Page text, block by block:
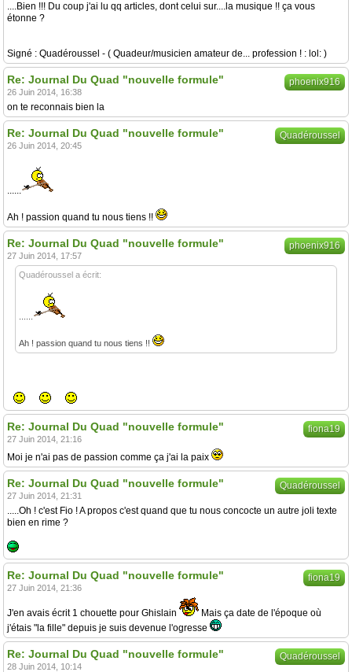
....Bien !!! Du coup j'ai lu qq articles, dont celui sur....la musique !! ça vous
étonne ?
Signé : Quadéroussel - ( Quadeur/musicien amateur de... profession ! : lol: )
phoenix916
Re: Journal Du Quad "nouvelle formule"
26 Juin 2014, 16:38
on te reconnais bien la
Quadéroussel
Re: Journal Du Quad "nouvelle formule"
26 Juin 2014, 20:45
......
Ah ! passion quand tu nous tiens !!
phoenix916
Re: Journal Du Quad "nouvelle formule"
27 Juin 2014, 17:57
Quadéroussel a écrit:
Ah ! passion quand tu nous tiens !!
fiona19
Re: Journal Du Quad "nouvelle formule"
27 Juin 2014, 21:16
Moi je n'ai pas de passion comme ça j'ai la paix
Quadéroussel
Re: Journal Du Quad "nouvelle formule"
27 Juin 2014, 21:31
.....Oh ! c'est Fio ! A propos c'est quand que tu nous concocte un autre joli texte
bien en rime ?
fiona19
Re: Journal Du Quad "nouvelle formule"
27 Juin 2014, 21:36
J'en avais écrit 1 chouette pour Ghislain
Mais ça date de l'époque où
j'étais "la fille" depuis je suis devenue l'ogresse
Quadéroussel
Re: Journal Du Quad "nouvelle formule"
28 Juin 2014, 10:14